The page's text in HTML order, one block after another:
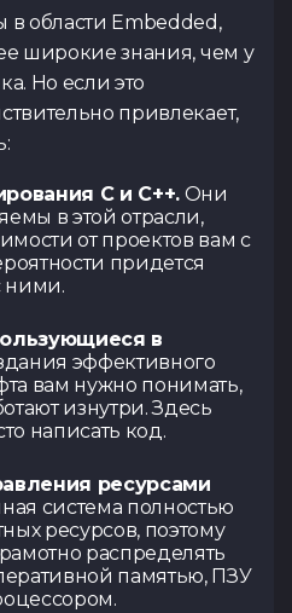
области Embedded,
широкие знания, чем у
Но если это
привлекает,
C и C++. Они
в этой отрасли,
от проектов вам с
придется
ними.
в
эффективного
вам нужно понимать,
изнутри. Здесь
написать код.
ресурсами
система полностью
ресурсов, поэтому
распределять
памятью, ПЗУ